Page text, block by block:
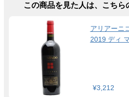
この商品を見た人は、こちら
アリアーニ
2019 ディ
¥3,212